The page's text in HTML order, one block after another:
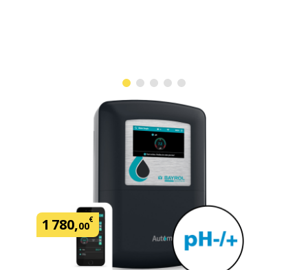
Régulateur Automatic Cl-pH
Marque: Bayrol Technik
1 780,00€